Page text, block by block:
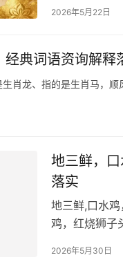
2026年5月22日
典词语资询解释
地三鲜，
落实
地三鲜,口水
鸡，红烧狮子
2026年5月30日